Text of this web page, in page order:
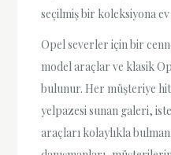
seçilmiş bir koleksiyona
Opel severler için bir
model araçlar ve klasik
bulunur. Her müşteriye
yelpazesi sunan galeri,
araçları kolaylıkla